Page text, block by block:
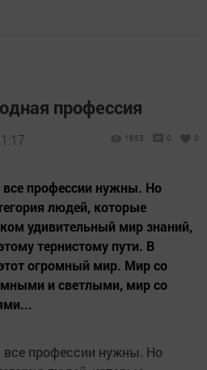
профессия
1653 0 0
профессии нужны. Но
людей, которые
удивительный мир знаний,
тернистому пути. В
огромный мир. Мир со
и светлыми, мир со
профессии нужны. Но